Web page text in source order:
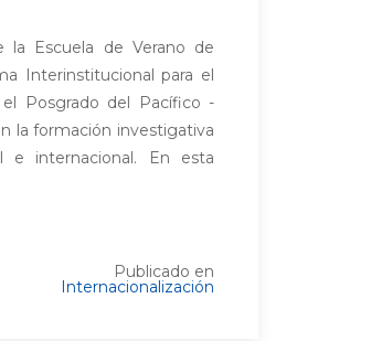
la Escuela de Verano de
Interinstitucional para el
Posgrado del Pacífico -
la formación investigativa
e internacional. En esta
Publicado en
Internacionalización